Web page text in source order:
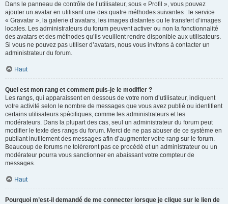
Dans le panneau de contrôle de l’utilisateur, sous « Profil », vous pouvez
ajouter un avatar en utilisant une des quatre méthodes suivantes : le service
« Gravatar », la galerie d’avatars, les images distantes ou le transfert d’images
locales. Les administrateurs du forum peuvent activer ou non la fonctionnalité
des avatars et des méthodes qu’ils veuillent rendre disponible aux utilisateurs.
Si vous ne pouvez pas utiliser d’avatars, nous vous invitons à contacter un
administrateur du forum.
Haut
Quel est mon rang et comment puis-je le modifier ?
Les rangs, qui apparaissent en dessous de votre nom d’utilisateur, indiquent
votre activité selon le nombre de messages que vous avez publié ou identifient
certains utilisateurs spécifiques, comme les administrateurs et les
modérateurs. Dans la plupart des cas, seul un administrateur du forum peut
modifier le texte des rangs du forum. Merci de ne pas abuser de ce système en
publiant inutilement des messages afin d’augmenter votre rang sur le forum.
Beaucoup de forums ne toléreront pas ce procédé et un administrateur ou un
modérateur pourra vous sanctionner en abaissant votre compteur de
messages.
Haut
Pourquoi m’est-il demandé de me connecter lorsque je clique sur le lien de